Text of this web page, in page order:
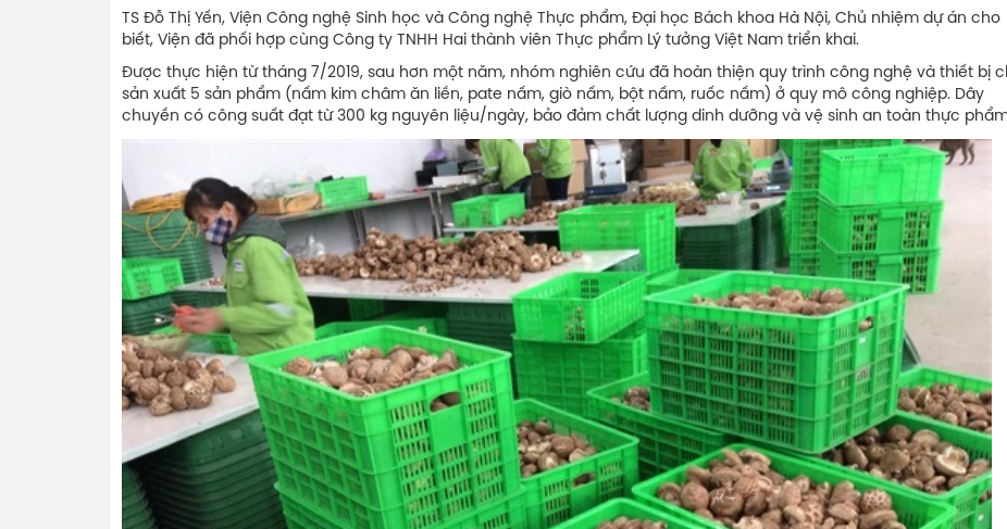
TS Đỗ Thị Yến, Viện Công nghệ Sinh học và Công nghệ Thực phẩm, Đại học Bách khoa Hà Nội, Chủ nhiệm dự án cho
biết, Viện đã phối hợp cùng Công ty TNHH Hai thành viên Thực phẩm Lý tưởng Việt Nam triển khai.
Được thực hiện từ tháng 7/2019, sau hơn một năm, nhóm nghiên cứu đã hoàn thiện quy trình công nghệ và thiết bị
sản xuất 5 sản phẩm (nấm kim châm ăn liền, pate nấm, giò nấm, bột nấm, ruốc nấm) ở quy mô công nghiệp. Dây
chuyền có công suất đạt từ 300 kg nguyên liệu/ngày, bảo đảm chất lượng dinh dưỡng và vệ sinh an toàn thực